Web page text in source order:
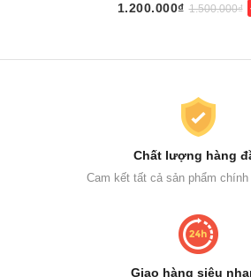
1.200.000₫ 1.500.000₫
Chất lượng hàng
Cam kết tất cả sản phẩm chính
Giao hàng siêu